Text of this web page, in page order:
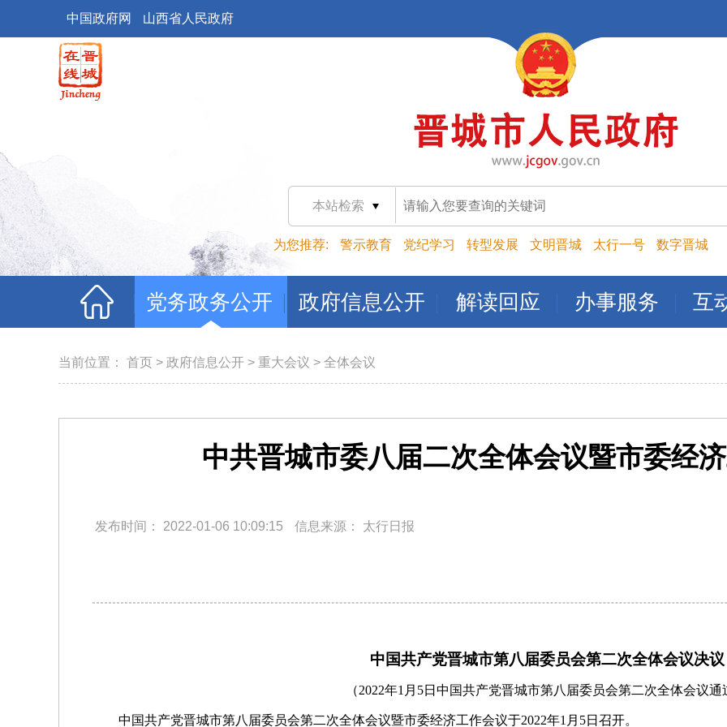
中国政府网 山西省人民政府
本站检索
为您推荐: 警示教育 党纪学习 转型发展 文明晋城 太行一号 数字晋城
党务政务公开 政府信息公开 解读回应 办事服务 互
当前位置： 首页 > 政府信息公开 > 重大会议 > 全体会议
中共晋城市委八届二次全体会议暨市委经
发布时间： 2022-01-06 10:09:15 信息来源： 太行日报
中国共产党晋城市第八届委员会第二次全体会议决议
（2022年1月5日中国共产党晋城市第八届委员会第二次全体会议通
中国共产党晋城市第八届委员会第二次全体会议暨市委经济工作会议于2022年1月5日召开。